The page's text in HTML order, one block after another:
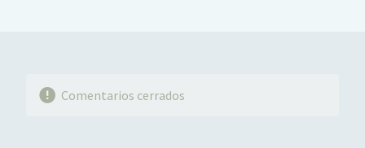
Comentarios cerrados